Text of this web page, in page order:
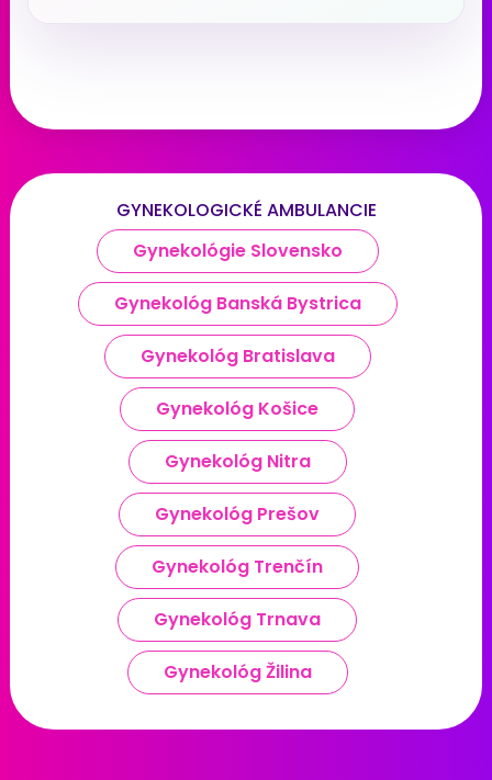
GYNEKOLOGICKÉ AMBULANCIE
Gynekológie Slovensko
Gynekológ Banská Bystrica
Gynekológ Bratislava
Gynekológ Košice
Gynekológ Nitra
Gynekológ Prešov
Gynekológ Trenčín
Gynekológ Trnava
Gynekológ Žilina